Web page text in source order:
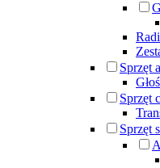
Sprzęt
Sprzęt
Sprzęt